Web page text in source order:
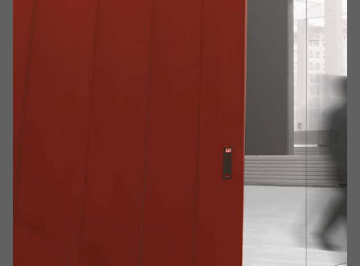
Realizzata con pannelli modulari a misura assemblati
giunti complanari maschio/femmina
e fissati su ambo i lati a mezzo di viti a
vista (comprese nella fornitura). Lamiera sulle due
Pacco
Sequenza di assemblaggio guidata e facilitata grazie
alla predisposizione completa di tutti i particolari,
codificati in stabilimento, con progressione numerica